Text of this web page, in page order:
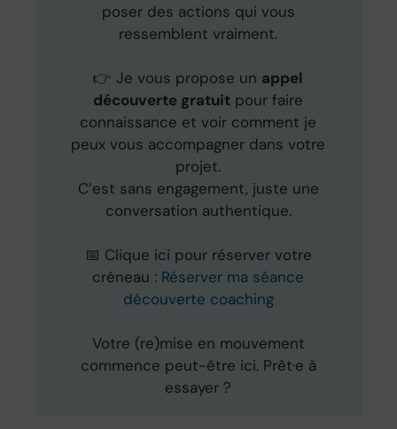
poser des actions qui vous
ressemblent vraiment.
👉 Je vous propose un appel
découverte gratuit pour faire
connaissance et voir comment je
peux vous accompagner dans votre
projet.
C’est sans engagement, juste une
conversation authentique.
📅 Clique ici pour réserver votre
créneau : Réserver ma séance
découverte coaching
Votre (re)mise en mouvement
commence peut-être ici. Prêt·e à
essayer ?